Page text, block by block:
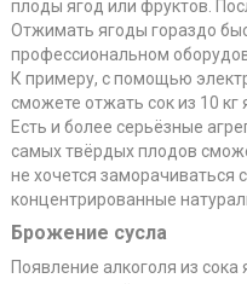
плоды ягод или фруктов.
Отжимать ягоды гораздо
профессиональном
К примеру, с помощью
сможете отжать сок из 10 кг
Есть и более серьёзные
самых твёрдых плодов
не хочется заморачиваться
концентрированные
Брожение сусла
Появление алкоголя из